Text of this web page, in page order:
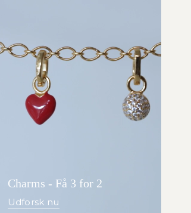
Charms - Få 3 for 2
Udforsk nu